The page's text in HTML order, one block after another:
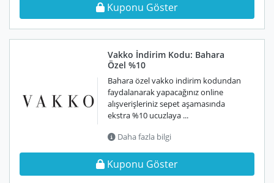
Kuponu Göster
Vakko İndirim Kodu: Bahara
Özel %10
Bahara özel vakko indirim kodundan
faydalanarak yapacağınız online
alışverişleriniz sepet aşamasında
ekstra %10 ucuzlaya ...
Daha fazla bilgi
Kuponu Göster